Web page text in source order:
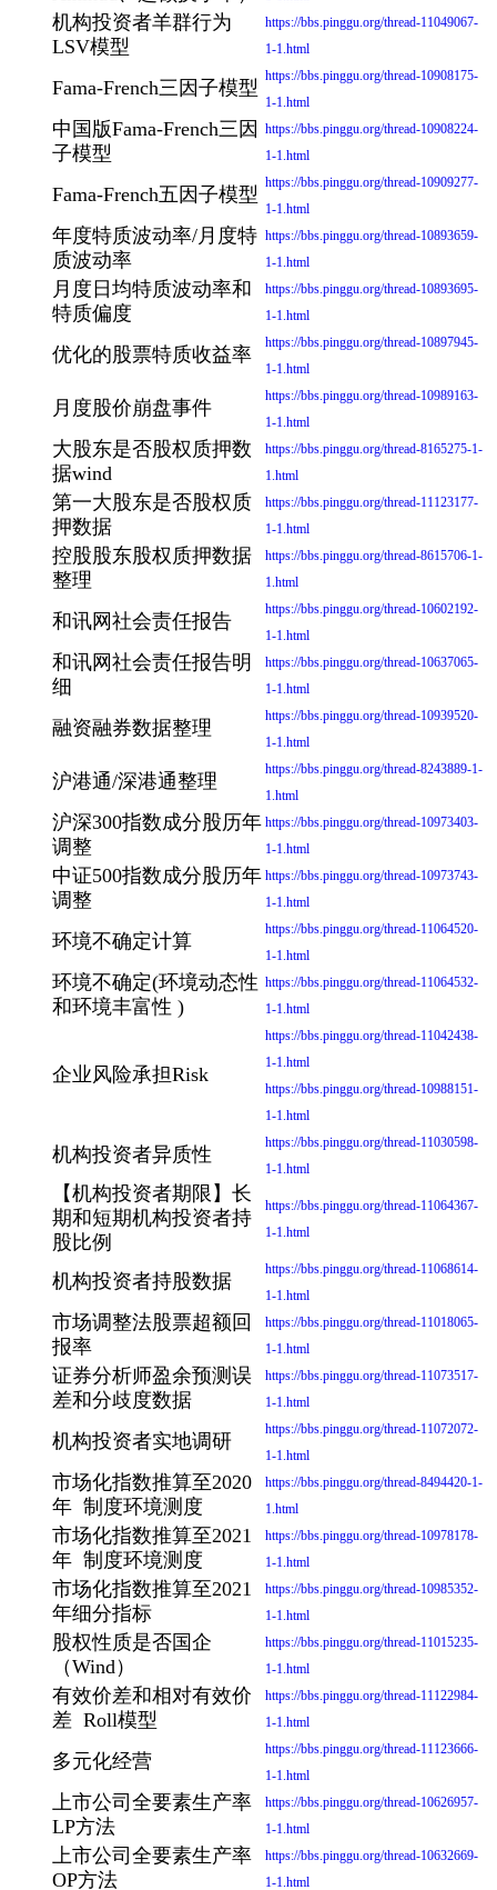
机构投资者羊群行为
LSV模型
https://bbs.pinggu.org/thread-11049067-
1-1.html
Fama-French三因子模型
https://bbs.pinggu.org/thread-10908175-
1-1.html
中国版Fama-French三因
子模型
https://bbs.pinggu.org/thread-10908224-
1-1.html
Fama-French五因子模型
https://bbs.pinggu.org/thread-10909277-
1-1.html
年度特质波动率/月度特
质波动率
https://bbs.pinggu.org/thread-10893659-
1-1.html
月度日均特质波动率和
特质偏度
https://bbs.pinggu.org/thread-10893695-
1-1.html
优化的股票特质收益率
https://bbs.pinggu.org/thread-10897945-
1-1.html
月度股价崩盘事件
https://bbs.pinggu.org/thread-10989163-
1-1.html
大股东是否股权质押数
据wind
https://bbs.pinggu.org/thread-8165275-1-
1.html
第一大股东是否股权质
押数据
https://bbs.pinggu.org/thread-11123177-
1-1.html
控股股东股权质押数据
整理
https://bbs.pinggu.org/thread-8615706-1-
1.html
和讯网社会责任报告
https://bbs.pinggu.org/thread-10602192-
1-1.html
和讯网社会责任报告明
细
https://bbs.pinggu.org/thread-10637065-
1-1.html
融资融券数据整理
https://bbs.pinggu.org/thread-10939520-
1-1.html
沪港通/深港通整理
https://bbs.pinggu.org/thread-8243889-1-
1.html
沪深300指数成分股历年
调整
https://bbs.pinggu.org/thread-10973403-
1-1.html
中证500指数成分股历年
调整
https://bbs.pinggu.org/thread-10973743-
1-1.html
环境不确定计算
https://bbs.pinggu.org/thread-11064520-
1-1.html
环境不确定(环境动态性
和环境丰富性 )
https://bbs.pinggu.org/thread-11064532-
1-1.html
企业风险承担Risk
https://bbs.pinggu.org/thread-11042438-
1-1.html
https://bbs.pinggu.org/thread-10988151-
1-1.html
机构投资者异质性
https://bbs.pinggu.org/thread-11030598-
1-1.html
【机构投资者期限】长
期和短期机构投资者持
股比例
https://bbs.pinggu.org/thread-11064367-
1-1.html
机构投资者持股数据
https://bbs.pinggu.org/thread-11068614-
1-1.html
市场调整法股票超额回
报率
https://bbs.pinggu.org/thread-11018065-
1-1.html
证券分析师盈余预测误
差和分歧度数据
https://bbs.pinggu.org/thread-11073517-
1-1.html
机构投资者实地调研
https://bbs.pinggu.org/thread-11072072-
1-1.html
市场化指数推算至2020
年 制度环境测度
https://bbs.pinggu.org/thread-8494420-1-
1.html
市场化指数推算至2021
年 制度环境测度
https://bbs.pinggu.org/thread-10978178-
1-1.html
市场化指数推算至2021
年细分指标
https://bbs.pinggu.org/thread-10985352-
1-1.html
股权性质是否国企
（Wind）
https://bbs.pinggu.org/thread-11015235-
1-1.html
有效价差和相对有效价
差 Roll模型
https://bbs.pinggu.org/thread-11122984-
1-1.html
多元化经营
https://bbs.pinggu.org/thread-11123666-
1-1.html
上市公司全要素生产率
LP方法
https://bbs.pinggu.org/thread-10626957-
1-1.html
上市公司全要素生产率
OP方法
https://bbs.pinggu.org/thread-10632669-
1-1.html